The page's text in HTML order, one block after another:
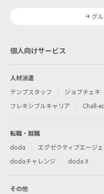
グ
個人向けサービス
人材派遣
テンプスタッフ
ジョブチェキ
フレキシブルキャリア
Chall-
転職・就職
doda
エグゼクティブエージ
dodaチャレンジ
doda X
その他